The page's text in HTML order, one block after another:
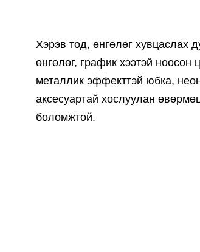
Хэрэв тод, өнгөлөг хувцаслах
өнгөлөг, график хээтэй ноосон
металлик эффекттэй юбка,
аксесуартай хослуулан
боломжтой.